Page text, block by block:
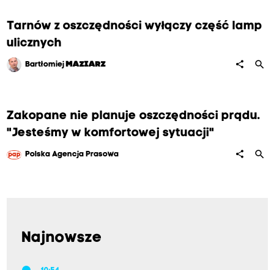
Tarnów z oszczędności wyłączy część lamp
ulicznych
Bartłomiej MAZIARZ share search
Zakopane nie planuje oszczędności prądu.
"Jesteśmy w komfortowej sytuacji"
Polska Agencja Prasowa share search
Najnowsze